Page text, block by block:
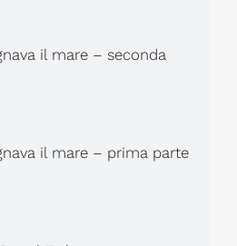
il mare – seconda
il mare – prima parte